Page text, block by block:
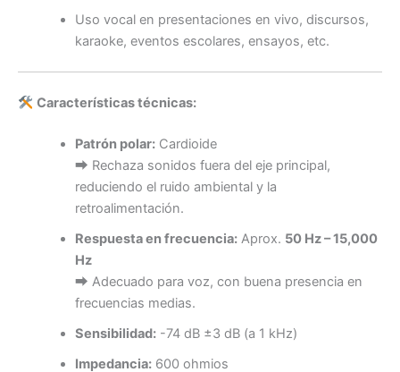
Uso vocal en presentaciones en vivo, discursos,
karaoke, eventos escolares, ensayos, etc.
Características técnicas:
Patrón polar:Cardioide
⮕ Rechaza sonidos fuera del eje principal,
reduciendo el ruido ambiental y la
retroalimentación.
Respuesta en frecuencia:Aprox. 50 Hz – 15,000
Hz
⮕ Adecuado para voz, con buena presencia en
frecuencias medias.
Sensibilidad:-74 dB ±3 dB (a 1 kHz)
Impedancia:600 ohmios